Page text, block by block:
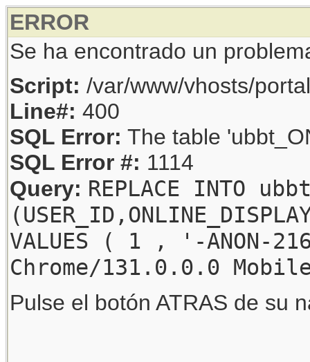
ERROR
Se ha encontrado un
Script: /var/www/vhosts/
Line#: 400
SQL Error: The table
SQL Error #: 1114
Query: REPLACE INTO
VALUES ( 1 , '-
Chrome/131.0.0.0
Pulse el botón ATRAS de su